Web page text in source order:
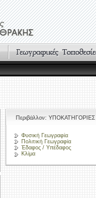
Περιβάλλον: ΥΠΟΚΑΤΗΓΟΡΙΕΣ
Φυσική Γεωγραφία
Πολιτική Γεωγραφία
Έδαφος / Υπέδαφος
Κλίμα